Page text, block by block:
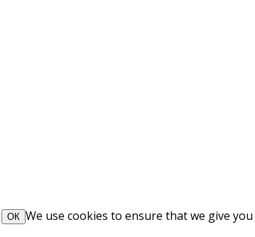
We use cookies to ensure that we give
ОК